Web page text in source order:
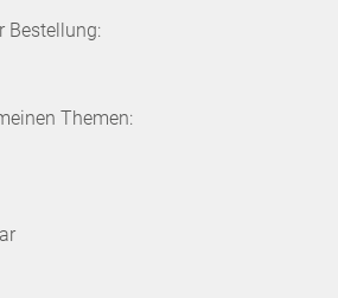
Bestellung:
Themen: